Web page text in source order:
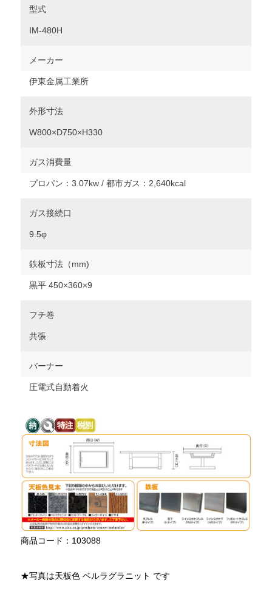
型式
IM-480H
メーカー
伊東金属工業所
外形寸法
W800×D750×H330
ガス消費量
プロパン：3.07kw / 都市ガス：2,640kcal
ガス接続口
9.5φ
鉄板寸法（mm)
黒平 450×360×9
フチ巻
共張
バーナー
圧電式自動着火
商品コード：103088
★写真は天板色 ベルラグラニット です